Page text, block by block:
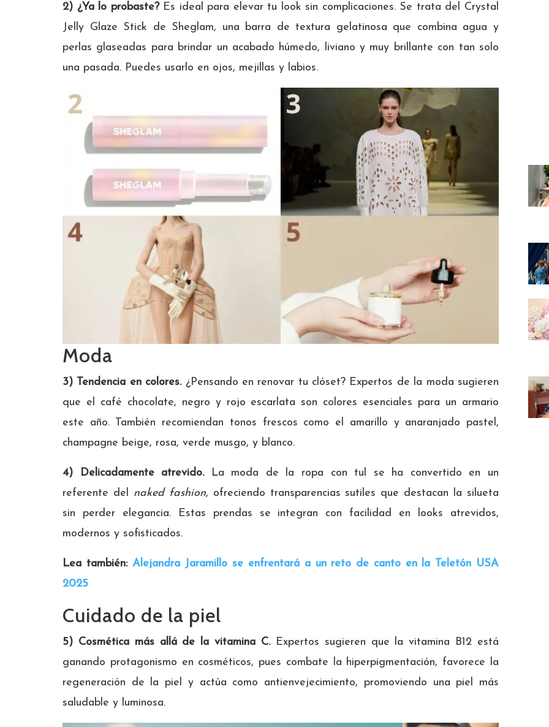
2) ¿Ya lo probaste?Es ideal para elevar tu look sin complicaciones. Se trata del Crystal
Jelly Glaze Stick de Sheglam, una barra de textura gelatinosa que combina agua y
perlas glaseadas para brindar un acabado húmedo, liviano y muy brillante con tan solo
una pasada. Puedes usarlo en ojos, mejillas y labios.
Moda
3) Tendencia en colores.¿Pensando en renovar tu clóset? Expertos de la moda sugieren
que el café chocolate, negro y rojo escarlata son colores esenciales para un armario
este año. También recomiendan tonos frescos como el amarillo y anaranjado pastel,
champagne beige, rosa, verde musgo, y blanco.
4) Delicadamente atrevido.
La moda de la ropa con tul se ha convertido en un
referente del naked fashion, ofreciendo transparencias sutiles que destacan la silueta
sin perder elegancia. Estas prendas se integran con facilidad en looks atrevidos,
modernos y sofisticados.
Lea también: Alejandra Jaramillo se enfrentará a un reto de canto en la Teletón USA
2025
Cuidado de la piel
5) Cosmética más allá de la vitamina C.Expertos sugieren que la vitamina B12 está
ganando protagonismo en cosméticos, pues combate la hiperpigmentación, favorece la
regeneración de la piel y actúa como antienvejecimiento, promoviendo una piel más
saludable y luminosa.